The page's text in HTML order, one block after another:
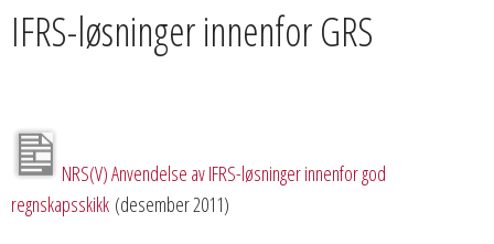
IFRS-løsninger innenfor GRS
NRS(V) Anvendelse av IFRS-løsninger innenfor god
regnskapsskikk (desember 2011)